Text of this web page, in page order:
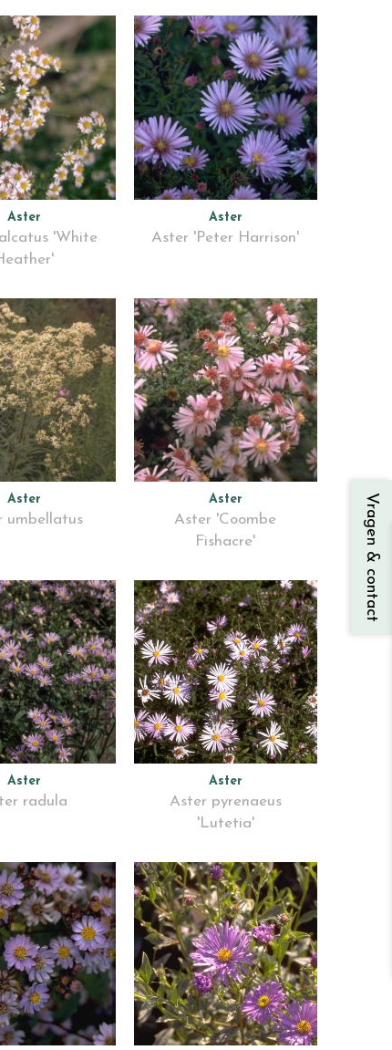
Aster
'White
Aster
Aster 'Peter Harrison'
Aster
umbellatus
Aster
Aster 'Coombe
Fishacre'
Aster
radula
Aster
Aster pyrenaeus
'Lutetia'
Vragen & contact